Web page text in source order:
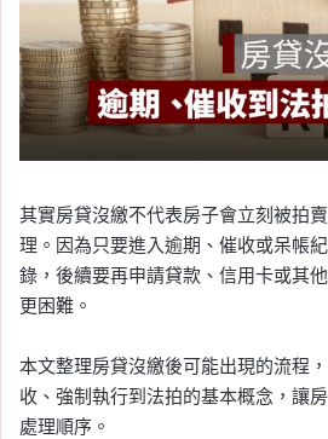
其實房貸沒繳不代表房子會立刻被拍
理。因為只要進入逾期、催收或呆帳
錄，後續要再申請貸款、信用卡或其
更困難。
本文整理房貸沒繳後可能出現的流程
收、強制執行到法拍的基本概念，讓
處理順序。